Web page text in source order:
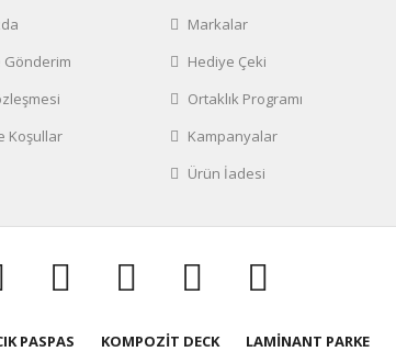
Gönderim
Koşullar
Markalar
Hediye Çeki
Ortaklık Programı
Kampanyalar
Ürün İadesi
PASPAS KOMPOZİT DECK LAMİNANT PARKE